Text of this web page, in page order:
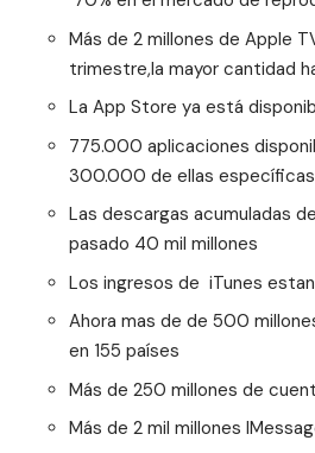
Más de 2 millones de Apple
trimestre,la mayor cantidad
La App Store ya está
775.000 aplicaciones
300.000 de ellas
Las descargas acumuladas
pasado 40 mil millones
Los ingresos de iTunes estan
Ahora mas de de 500
en 155 países
Más de 250 millones de
Más de 2 mil millones